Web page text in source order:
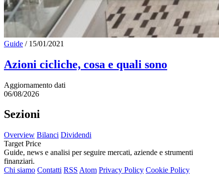
Guide / 15/01/2021
Azioni cicliche, cosa e quali sono
Aggiornamento dati
06/08/2026
Sezioni
Overview Bilanci Dividendi
Target Price
Guide, news e analisi per seguire mercati, aziende e strumenti
finanziari.
Chi siamo Contatti RSS Atom Privacy Policy Cookie Policy